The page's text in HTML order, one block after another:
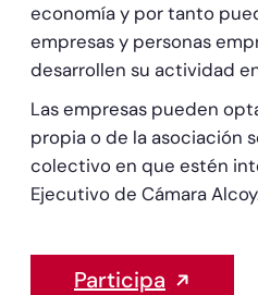
economía y por tanto
empresas y personas
desarrollen su actividad
Las empresas pueden
propia o de la asociación
colectivo en que estén
Ejecutivo de Cámara
Participa